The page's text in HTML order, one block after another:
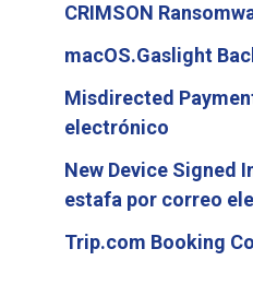
CRIMSON
macOS.Gaslight
Misdirected
electrónico
New Device Signed
estafa por correo
Trip.com Booking